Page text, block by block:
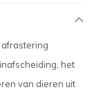
het
van dieren uit